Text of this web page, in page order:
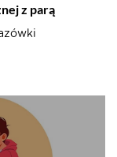
z parą